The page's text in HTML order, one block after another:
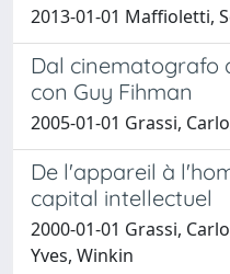
2013-01-01 Maffioletti,
Dal cinematografo
con Guy Fihman
2005-01-01 Grassi,
De l'appareil à
capital intellectuel
2000-01-01 Grassi,
Yves, Winkin